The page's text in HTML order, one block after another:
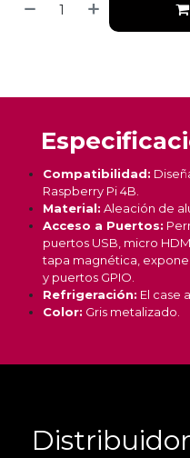
Compatibilidad:
Raspberry Pi 4B.
Material: Aleación de
Acceso a Puertos:
puertos USB, micro
tapa magnética,
y puertos GPIO.
Refrigeración: El case
Color: Gris metalizado.